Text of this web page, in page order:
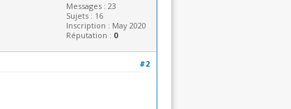
Messages : 23
Sujets : 16
Inscription : May 2020
Réputation : 0
#2